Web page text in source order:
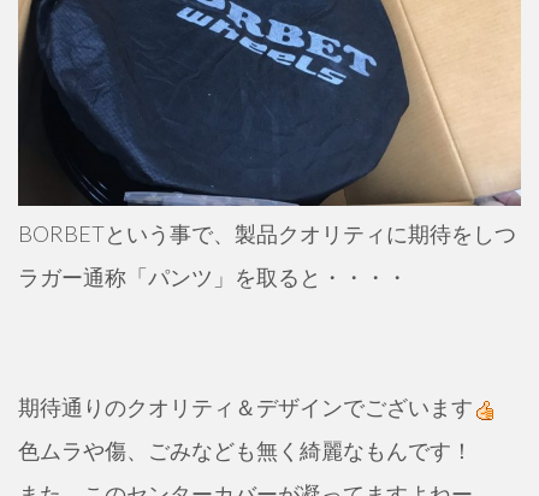
BORBETという事で、製品クオリティに期待をしつ
ラガー通称「パンツ」を取ると・・・・
期待通りのクオリティ＆デザインでございます
色ムラや傷、ごみなども無く綺麗なもんです！